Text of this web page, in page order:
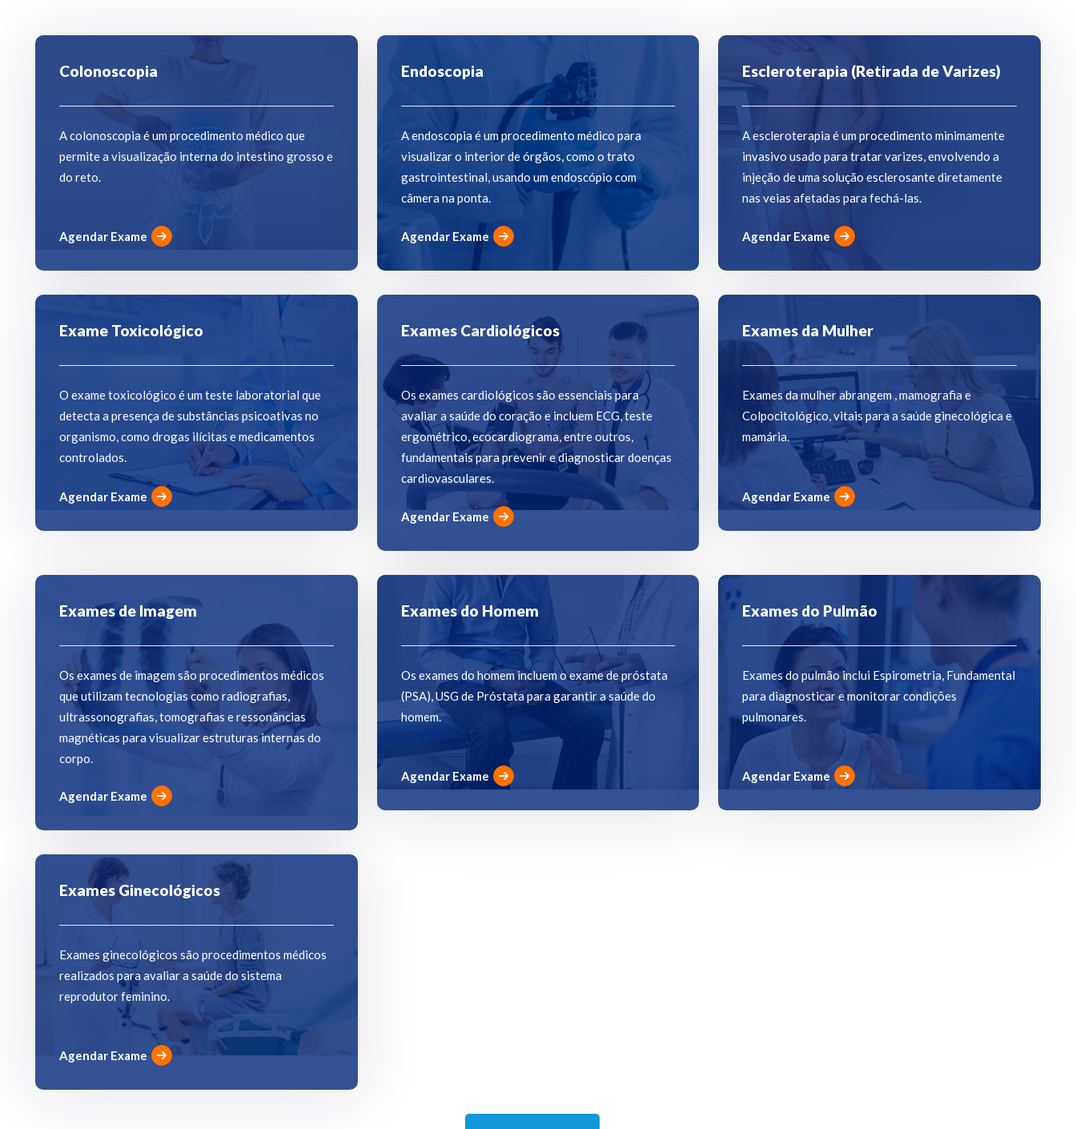
Colonoscopia
A colonoscopia é um procedimento médico que
permite a visualização interna do intestino grosso e
do reto.
Agendar Exame
Endoscopia
A endoscopia é um procedimento médico para
visualizar o interior de órgãos, como o trato
gastrointestinal, usando um endoscópio com
câmera na ponta.
Agendar Exame
Escleroterapia (Retirada de Varizes)
A escleroterapia é um procedimento minimamente
invasivo usado para tratar varizes, envolvendo a
injeção de uma solução esclerosante diretamente
nas veias afetadas para fechá-las.
Agendar Exame
Exame Toxicológico
O exame toxicológico é um teste laboratorial que
detecta a presença de substâncias psicoativas no
organismo, como drogas ilícitas e medicamentos
controlados.
Agendar Exame
Exames Cardiológicos
Os exames cardiológicos são essenciais para
avaliar a saúde do coração e incluem ECG, teste
ergométrico, ecocardiograma, entre outros,
fundamentais para prevenir e diagnosticar doenças
cardiovasculares.
Agendar Exame
Exames da Mulher
Exames da mulher abrangem , mamografia e
Colpocitológico, vitais para a saúde ginecológica e
mamária.
Agendar Exame
Exames de Imagem
Os exames de imagem são procedimentos médicos
que utilizam tecnologias como radiografias,
ultrassonografias, tomografias e ressonâncias
magnéticas para visualizar estruturas internas do
corpo.
Agendar Exame
Exames do Homem
Os exames do homem incluem o exame de próstata
(PSA), USG de Próstata para garantir a saúde do
homem.
Agendar Exame
Exames do Pulmão
Exames do pulmão inclui Espirometria, Fundamental
para diagnosticar e monitorar condições
pulmonares.
Agendar Exame
Exames Ginecológicos
Exames ginecológicos são procedimentos médicos
realizados para avaliar a saúde do sistema
reprodutor feminino.
Agendar Exame